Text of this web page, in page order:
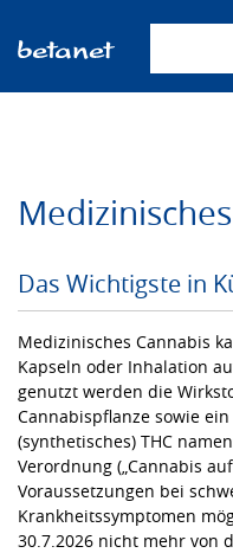
Das Wichtigste in
Medizinisches Cannabis
Kapseln oder Inhalation
genutzt werden die
Cannabispflanze sowie
(synthetisches) THC
Verordnung („Cannabis
Voraussetzungen bei
Krankheitssymptomen
30.7.2026 nicht mehr von